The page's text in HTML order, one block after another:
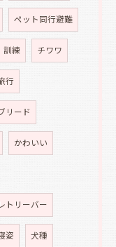
ペット同行避難
訓練 チワワ
行
リード
かわいい
トリーバー
姿 犬種